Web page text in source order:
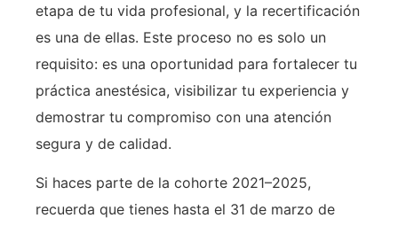
etapa de tu vida profesional, y la recertificación
es una de ellas. Este proceso no es solo un
requisito: es una oportunidad para fortalecer tu
práctica anestésica, visibilizar tu experiencia y
demostrar tu compromiso con una atención
segura y de calidad.
Si haces parte de la cohorte 2021–2025,
recuerda que tienes hasta el 31 de marzo de